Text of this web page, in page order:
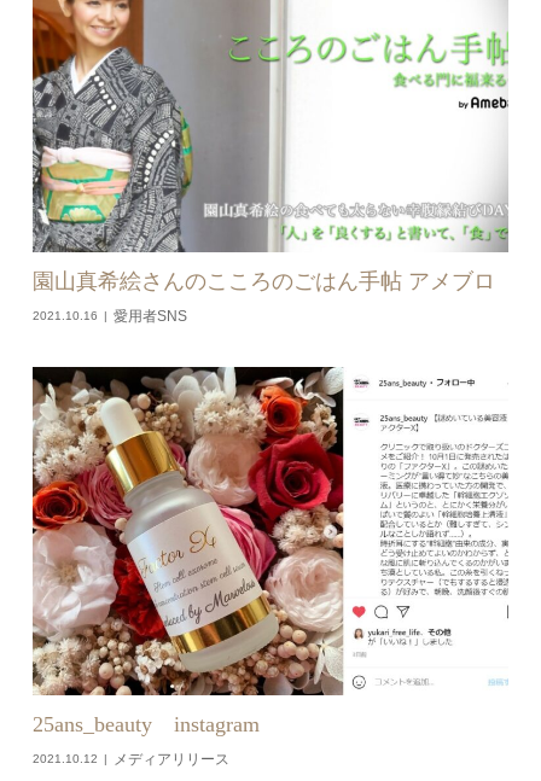
園山真希絵さんのこころのごはん手帖 アメブロ
2021.10.16 愛用者SNS
25ans_beauty instagram
2021.10.12 メディアリリース